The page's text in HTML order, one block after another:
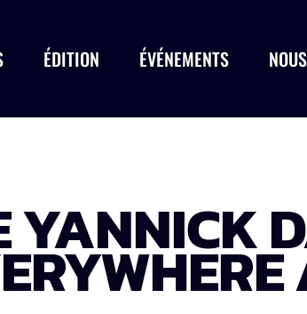
ÉDITION ÉVÉNEMENTS
YANNICK